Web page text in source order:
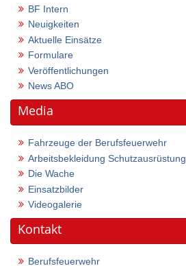
BF Intern
Neuigkeiten
Aktuelle Einsätze
Formulare
Veröffentlichungen
News ABO
Media
Fahrzeuge der Berufsfeuerwehr
Arbeitsbekleidung Schutzausrüstung
Die Wache
Einsatzbilder
Videogalerie
Kontakt
Berufsfeuerwehr